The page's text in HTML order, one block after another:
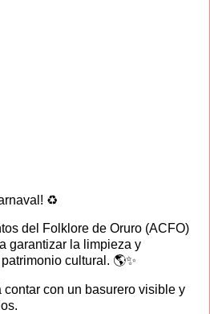
♻️
del Folklore de Oruro (ACFO)
garantizar la limpieza y
cultural. 🌎✨
contar con un basurero visible y